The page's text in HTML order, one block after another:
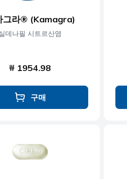
그라® (Kamagra)
데나필 시트르산염
₩ 1954.98
구매